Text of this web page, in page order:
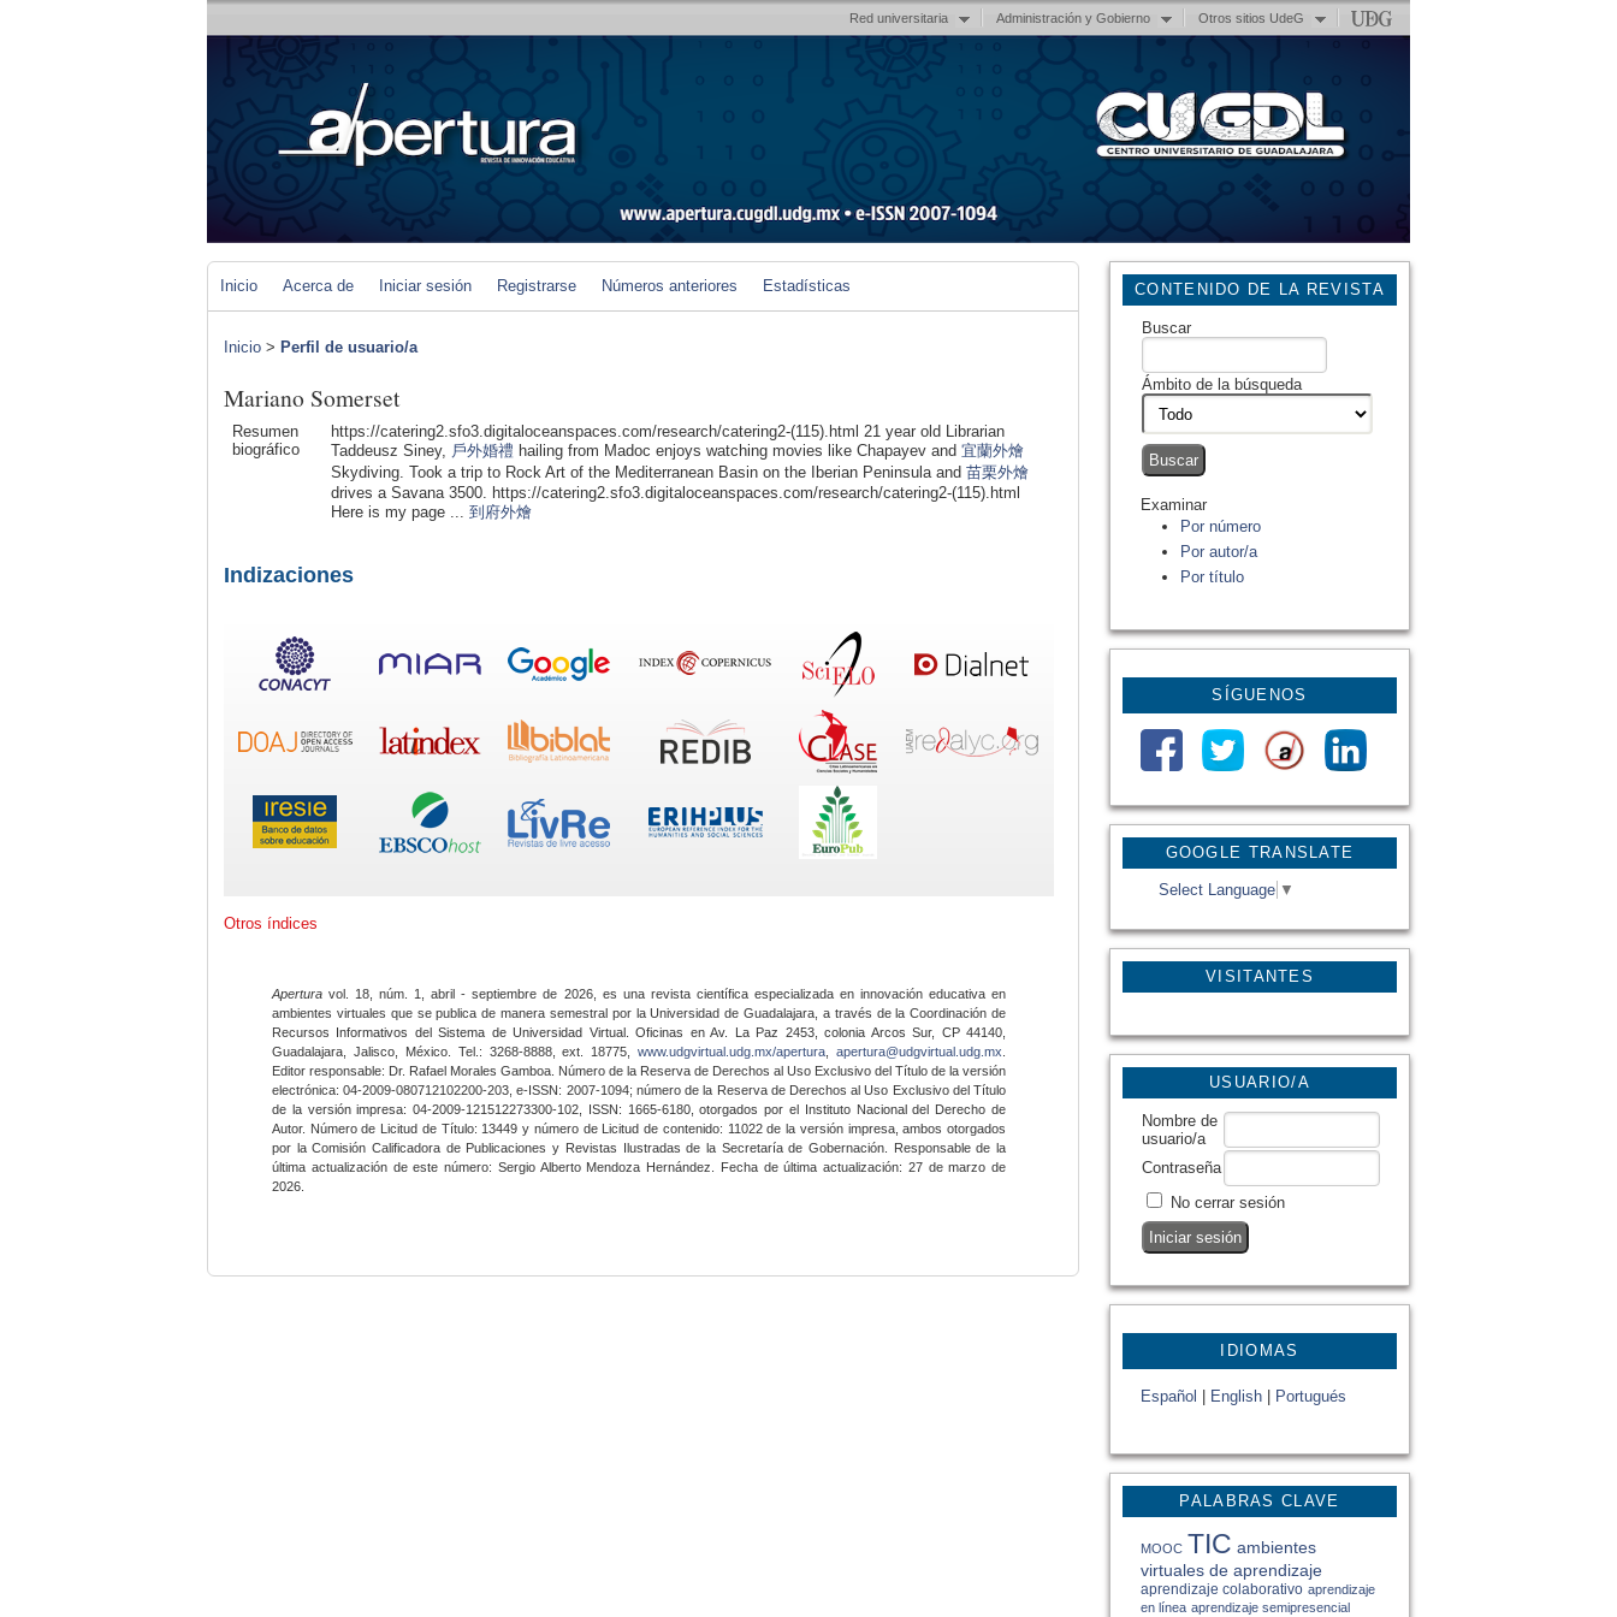
Red universitaria Administración y Gobierno Otros sitios UdeG
GOOGLE TRANSLATE
Select Language ▼
VISITANTES
CONTENIDO DE LA REVISTA
Buscar
Ámbito de la búsqueda
Examinar
Por número
Por autor/a
Por título
SÍGUENOS
USUARIO/A
Nombre de
usuario/a
Contraseña
No cerrar sesión
IDIOMAS
Español English Portugués
PALABRAS CLAVE
MOOC TIC ambientes
virtuales de aprendizaje
aprendizaje colaborativo aprendizaje
en línea aprendizaje semipresencial
Inicio Acerca de Iniciar sesión Registrarse Números anteriores Estadísticas
Inicio > Perfil de usuario/a
Mariano Somerset
Resumen
biográfico
https://catering2.sfo3.digitaloceanspaces.com/research/catering2-(115).html 21 year old Librarian
Taddeusz Siney, 戶外婚禮 hailing from Madoc enjoys watching movies like Chapayev and 宜蘭外燴
Skydiving. Took a trip to Rock Art of the Mediterranean Basin on the Iberian Peninsula and 苗栗外燴
drives a Savana 3500. https://catering2.sfo3.digitaloceanspaces.com/research/catering2-(115).html
Here is my page ... 到府外燴
Indizaciones
Otros índices
Apertura vol. 18, núm. 1, abril - septiembre de 2026, es una revista científica especializada en innovación educativa en
ambientes virtuales que se publica de manera semestral por la Universidad de Guadalajara, a través de la Coordinación de
Recursos Informativos del Sistema de Universidad Virtual. Oficinas en Av. La Paz 2453, colonia Arcos Sur, CP 44140,
Guadalajara, Jalisco, México. Tel.: 3268-8888, ext. 18775,www.udgvirtual.udg.mx/apertura apertura@udgvirtual.udg.mx
Editor responsable: Dr. Rafael Morales Gamboa. Número de la Reserva de Derechos al Uso Exclusivo del Título de la versión
electrónica: 04-2009-080712102200-203, e-ISSN: 2007-1094; número de la Reserva de Derechos al Uso Exclusivo del Título
de la versión impresa: 04-2009-121512273300-102, ISSN: 1665-6180, otorgados por el Instituto Nacional del Derecho de
Autor. Número de Licitud de Título: 13449 y número de Licitud de contenido: 11022 de la versión impresa, ambos otorgados
por la Comisión Calificadora de Publicaciones y Revistas Ilustradas de la Secretaría de Gobernación. Responsable de la
última actualización de este número: Sergio Alberto Mendoza Hernández. Fecha de última actualización: 27 de marzo de
2026.